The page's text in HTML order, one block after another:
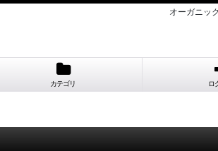
オーガニッ
カテゴリ ロ